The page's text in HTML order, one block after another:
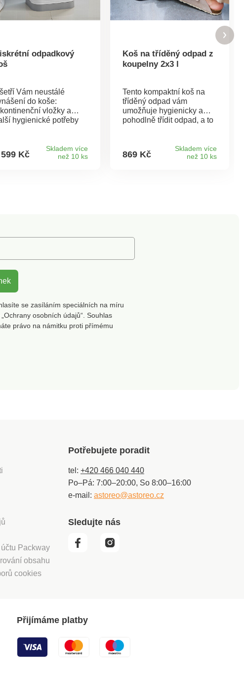
odpadkový
Vám neustálé
do koše:
vložky a
hygienické potřeby
v koupelně nebo
Vzduchotěsné
Snadná
Včetně 3 rolí
sáčků.
Kč
Skladem více
než 10 ks
Koš na tříděný odpad z
koupelny 2x3 l
Tento kompaktní koš na
tříděný odpad vám
umožňuje hygienicky a
pohodlně třídit odpad, a to
samostatně. Víko se tiše
zavírá a povrch z
869 Kč
Skladem více
než 10 ks
se zasíláním speciálních na míru
osobních údajů“. Souhlas
právo na námitku proti přímému
Packway
obsahu
cookies
Potřebujete poradit
tel: +420 466 040 440
Po–Pá: 7:00–20:00, So 8:00–16:00
e-mail: astoreo@astoreo.cz
Sledujte nás
Přijímáme platby